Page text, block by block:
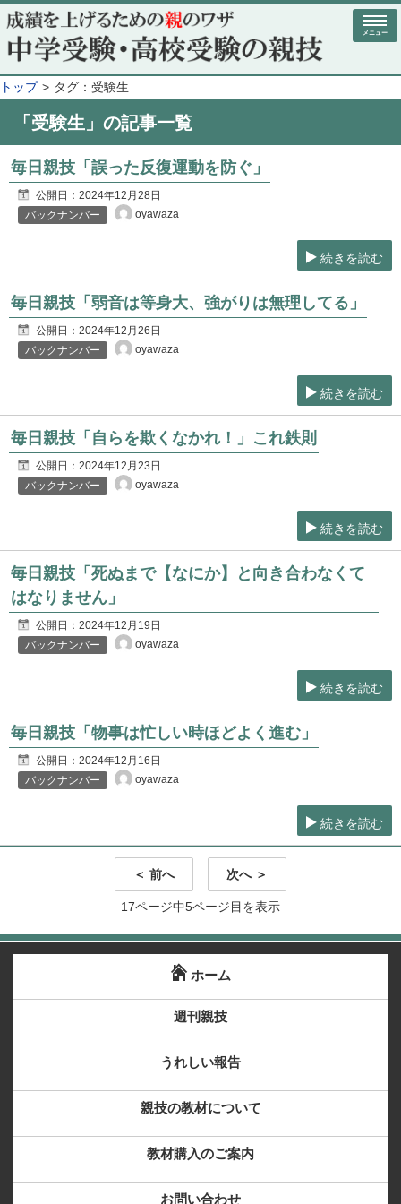
メニュー
トップ タグ：受験生
「受験生」の記事一覧
毎日親技「誤った反復運動を防ぐ」
公開日： 2024年12月28日
バックナンバー
oyawaza
続きを読む
毎日親技「弱音は等身大、強がりは無理してる」
公開日： 2024年12月26日
バックナンバー
oyawaza
続きを読む
毎日親技「自らを欺くなかれ！」これ鉄則
公開日： 2024年12月23日
バックナンバー
oyawaza
続きを読む
毎日親技「死ぬまで【なにか】と向き合わなくて
はなりません」
公開日： 2024年12月19日
バックナンバー
oyawaza
続きを読む
毎日親技「物事は忙しい時ほどよく進む」
公開日： 2024年12月16日
バックナンバー
oyawaza
続きを読む
＜ 前へ 次へ ＞
17ページ中5ページ目を表示
ホーム
週刊親技
うれしい報告
親技の教材について
教材購入のご案内
お問い合わせ